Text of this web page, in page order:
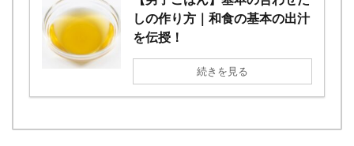
しの作り方｜和食の基本の出汁
を伝授！
続きを見る